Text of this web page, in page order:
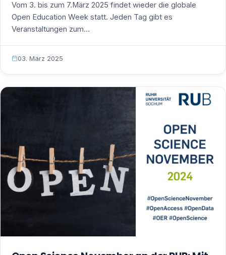
Vom 3. bis zum 7.März 2025 findet wieder die globale
Open Education Week statt. Jeden Tag gibt es
Veranstaltungen zum…
03. März 2025